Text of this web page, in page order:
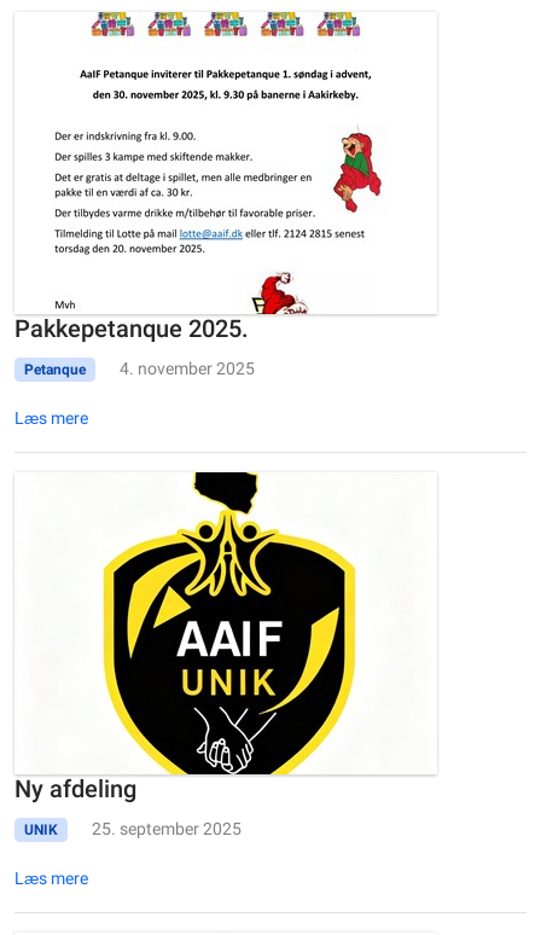
Pakkepetanque 2025.
Petanque 4. november 2025
Læs mere
Ny afdeling
UNIK 25. september 2025
Læs mere